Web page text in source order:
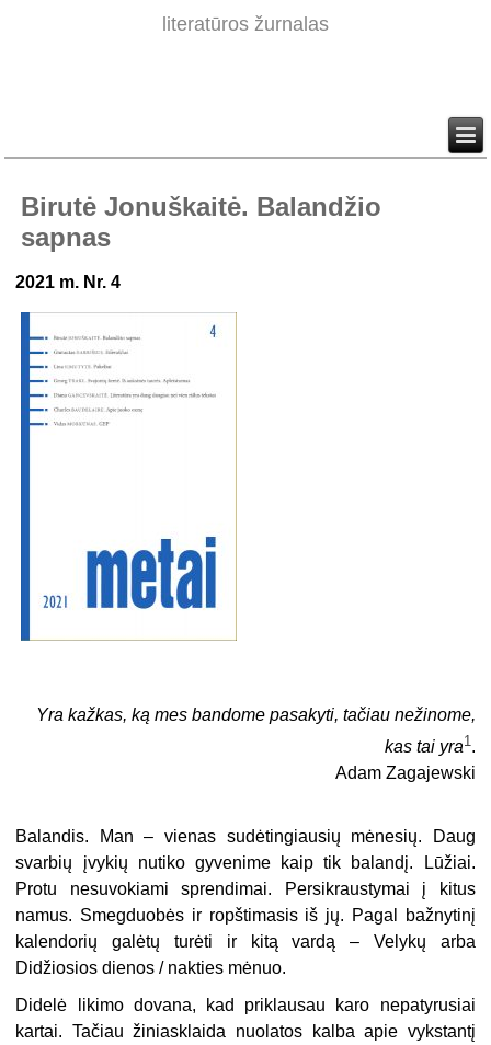
literatūros žurnalas
Birutė Jonuškaitė. Balandžio
sapnas
2021 m. Nr. 4
Yra kažkas, ką mes bandome pasakyti, tačiau nežinome,
kas tai yra1.
Adam Zagajewski
Balandis. Man – vienas sudėtingiausių mėnesių. Daug
svarbių įvykių nutiko gyvenime kaip tik balandį. Lūžiai.
Protu nesuvokiami sprendimai. Persikraustymai į kitus
namus. Smegduobės ir ropštimasis iš jų. Pagal bažnytinį
kalendorių galėtų turėti ir kitą vardą – Velykų arba
Didžiosios dienos / nakties mėnuo.
Didelė likimo dovana, kad priklausau karo nepatyrusiai
kartai. Tačiau žiniasklaida nuolatos kalba apie vykstantį